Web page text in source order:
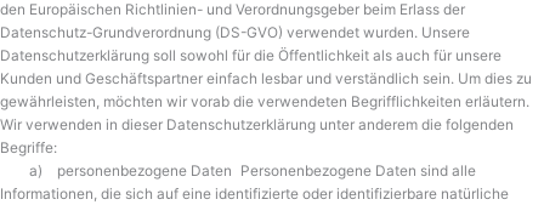
den Europäischen Richtlinien- und Verordnungsgeber beim Erlass der
Datenschutz-Grundverordnung (DS-GVO) verwendet wurden. Unsere
Datenschutzerklärung soll sowohl für die Öffentlichkeit als auch für unsere
Kunden und Geschäftspartner einfach lesbar und verständlich sein. Um dies zu
gewährleisten, möchten wir vorab die verwendeten Begrifflichkeiten erläutern.
Wir verwenden in dieser Datenschutzerklärung unter anderem die folgenden
Begriffe:
a) personenbezogene Daten Personenbezogene Daten sind alle
Informationen, die sich auf eine identifizierte oder identifizierbare natürliche